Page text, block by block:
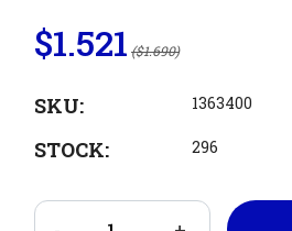
$1.521 ($1.690)
SKU: 1363400
STOCK: 296